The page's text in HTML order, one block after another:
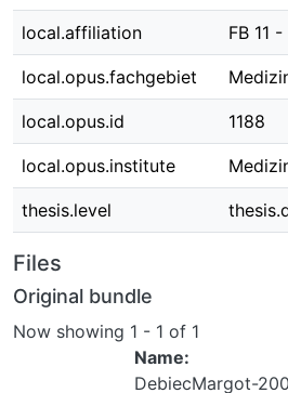
local.affiliation FB 11
local.opus.fachgebiet
local.opus.id 1188
local.opus.institute
thesis.level
Files
Original bundle
Now showing 1 - 1 of 1
Name:
DebiecMargot-